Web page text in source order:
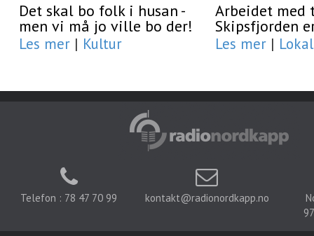
Det skal bo folk i husan -
men vi må jo ville bo der!
Les mer | Kultur
Arbeidet med
Skipsfjorden
Les mer | Lokal
Telefon : 78 47 70 99 kontakt@radionordkapp.no